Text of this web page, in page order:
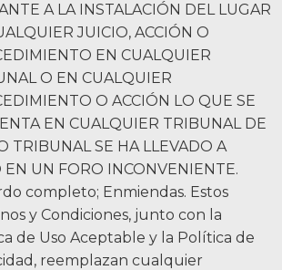
A LA INSTALACIÓN DEL LUGAR
JUICIO, ACCIÓN O
EN CUALQUIER
O EN CUALQUIER
O ACCIÓN LO QUE SE
EN CUALQUIER TRIBUNAL DE
TRIBUNAL SE HA LLEVADO A
EN UN FORO INCONVENIENTE.
completo; Enmiendas. Estos
y Condiciones, junto con la
de Uso Aceptable y la Política de
reemplazan cualquier